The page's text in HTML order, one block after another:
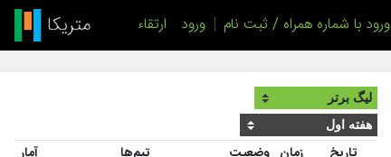
ورود با شماره همراه / ثبت نام | ورود ارتقاء